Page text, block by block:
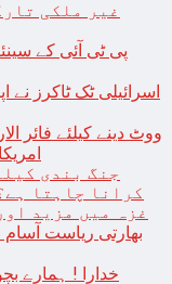
غیر ملکی
پی ٹی آئی کے
اسرائیلی ٹک ٹاکرز نے
ووٹ دینے کیلئے فائر
جنگ بندی
کرانا چاہتا
غزہ میں مزید
بھارتی ریاست
خدارا ! ہمارے